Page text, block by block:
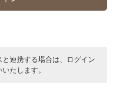
連携する場合は、ログイン
たします。